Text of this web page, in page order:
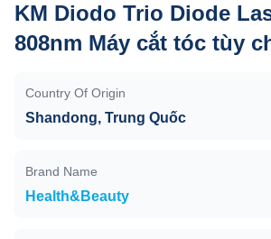
KM Diodo Trio Diode
808nm Máy cắt tóc tùy
Country Of Origin
Shandong, Trung Quốc
Brand Name
Health&Beauty